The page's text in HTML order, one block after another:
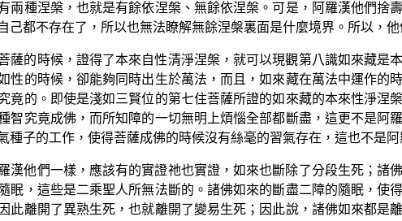
兩種涅槃，也就是有餘依涅槃、無餘依涅槃。可是，阿羅漢他們捨
己都不存在了，所以也無法瞭解無餘涅槃裏面是什麼境界。所以，
薩的時候，證得了本來自性清淨涅槃，就可以現觀第八識如來藏是
性的時候，卻能夠同時出生於萬法，而且，如來藏在萬法中運作的
竟的。即使是淺如三賢位的第七住菩薩所證的如來藏的本來性淨涅
智究竟成佛，而所知障的一切無明上煩惱全部都斷盡，這更不是阿
種子的工作，使得菩薩成佛的時候沒有絲毫的習氣存在，這也不是阿
漢他們一樣，應該有的實證祂也實證，如來也斷除了分段生死；諸
眠，這些是二乘聖人所無法斷的。諸佛如來的斷盡二障的隨眠，使
此離開了異熟生死，也就離開了變易生死；因此說，諸佛如來都是